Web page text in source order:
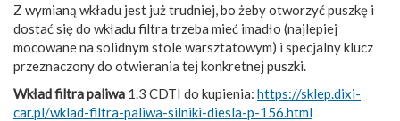
Z wymianą wkładu jest już trudniej, bo żeby otworzyć puszkę i
dostać się do wkładu filtra trzeba mieć imadło (najlepiej
mocowane na solidnym stole warsztatowym) i specjalny klucz
przeznaczony do otwierania tej konkretnej puszki.
Wkład filtra paliwa 1.3 CDTI do kupienia: https://sklep.dixi-
car.pl/wklad-filtra-paliwa-silniki-diesla-p-156.html